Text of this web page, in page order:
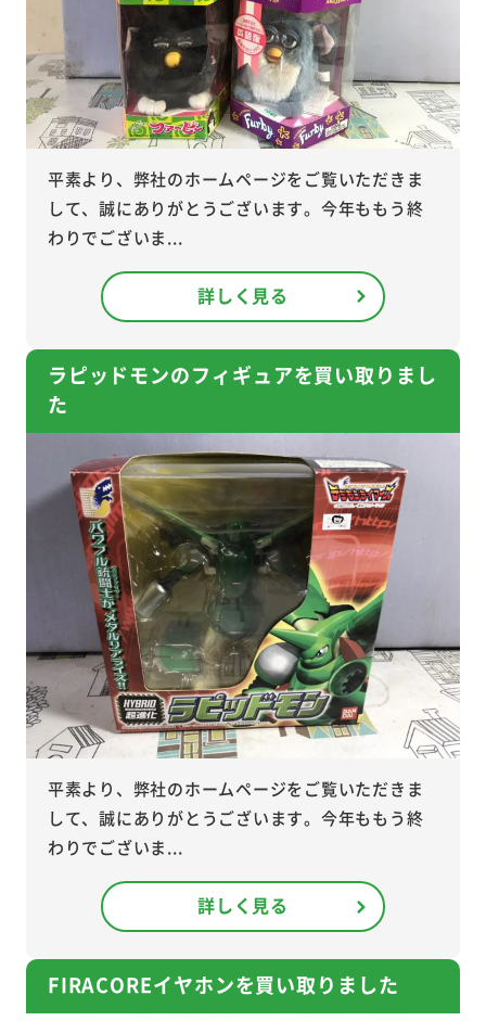
平素より、弊社のホームページをご覧いただきま
して、誠にありがとうございます。今年ももう終
わりでございま...
詳しく見る
ラピッドモンのフィギュアを買い取りまし
た
平素より、弊社のホームページをご覧いただきま
して、誠にありがとうございます。今年ももう終
わりでございま...
詳しく見る
FIRACOREイヤホンを買い取りました